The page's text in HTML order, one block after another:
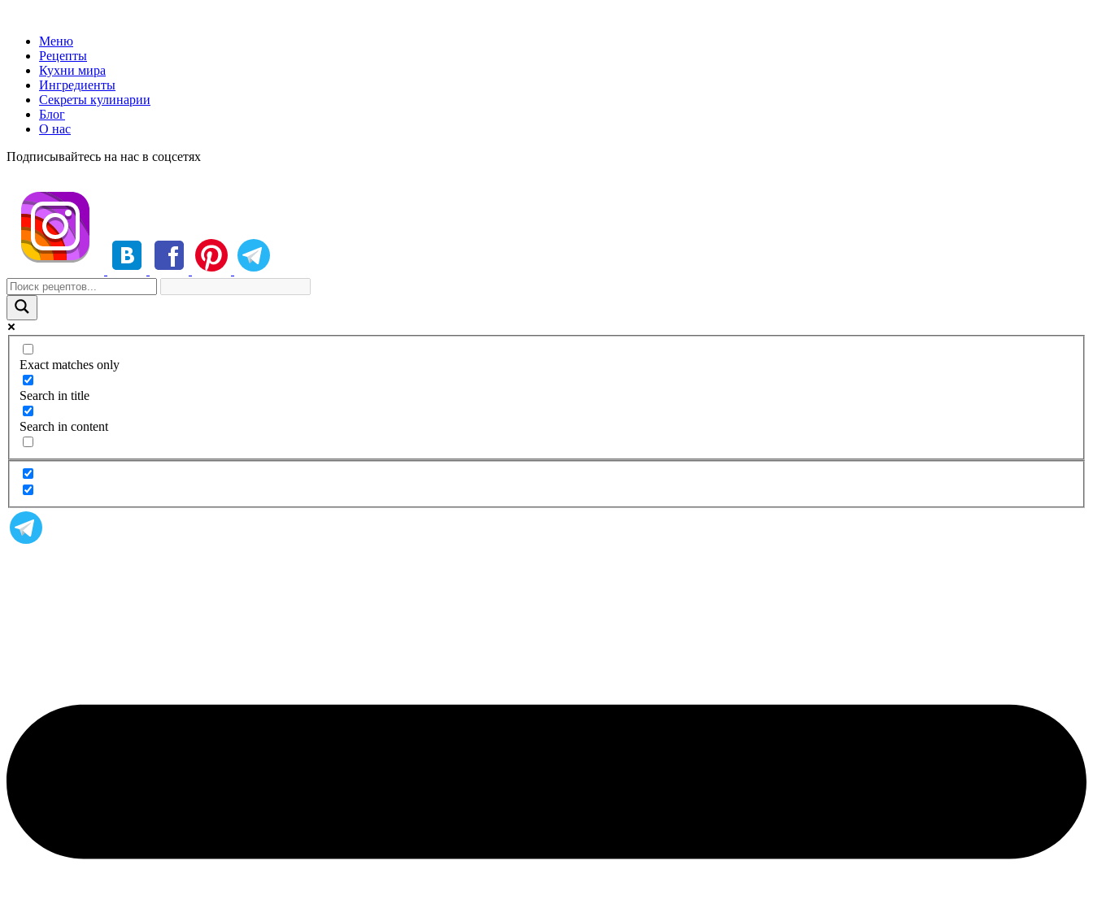
Меню
Рецепты
Кухни мира
Ингредиенты
Секреты кулинарии
Блог
О нас
Подписывайтесь на нас в соцсетях
Exact matches only
Search in title
Search in content